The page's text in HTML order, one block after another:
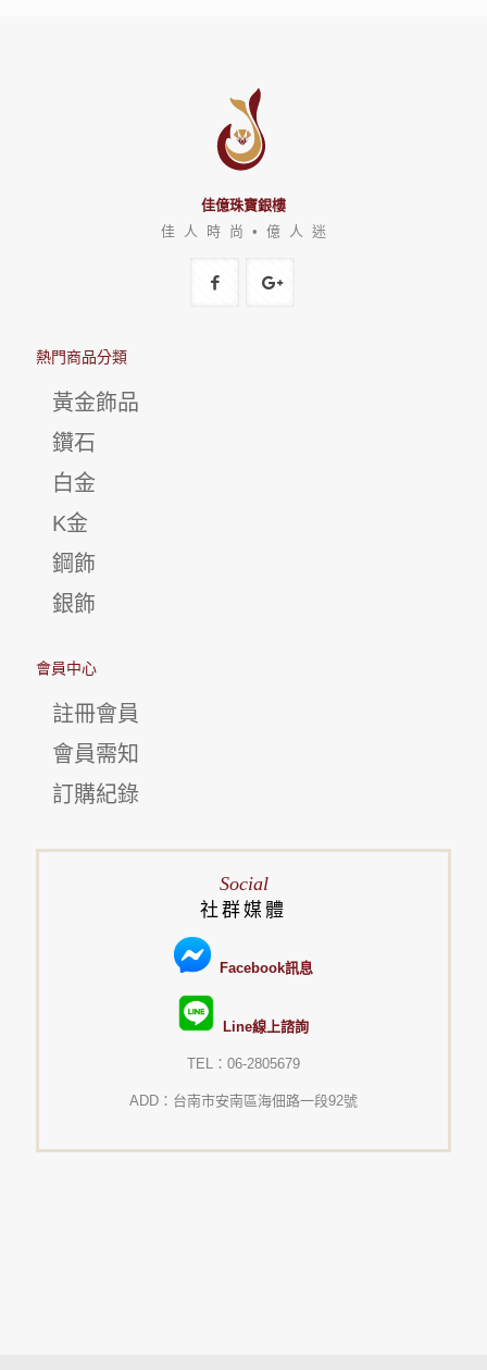
佳億珠寶銀樓
佳 人 時 尚 • 億 人 迷
熱門商品分類
黃金飾品
鑽石
白金
K金
鋼飾
銀飾
會員中心
註冊會員
會員需知
訂購紀錄
Social
社群媒體
Facebook訊息
Line線上諮詢
TEL：06-2805679
ADD：台南市安南區海佃路一段92號